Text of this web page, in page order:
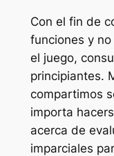
Con el fin de
funciones y
el juego,
principiantes.
compartimos
importa
acerca de
imparciales